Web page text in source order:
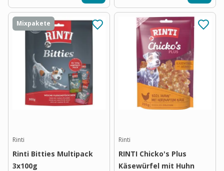
Mixpakete
Rinti
Rinti Bitties Multipack
3x100g
Rinti
RINTI Chicko's Plus
Käsewürfel mit Huhn